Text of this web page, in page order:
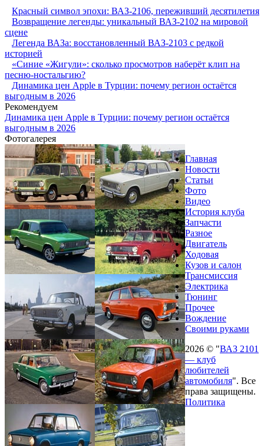
Красный символ эпохи: ВАЗ-2106, переживший десятилетия
Возвращение легенды: уникальный ВАЗ-2102 на мировой
сцене
Легенда ВАЗа: восстановленный ВАЗ-2103 с редкой
историей
«Синие «Жигули»: сколько просмотров наберёт клип на
песню-ностальгию?
Динамика цен Apple в Турции: почему регион остаётся
выгодным в 2026
Рекомендуем
Динамика цен Apple в Турции: почему регион остаётся
выгодным в 2026
Фотогалерея
Главная
Новости
Статьи
Фото
Видео
История клуба
Запчасти
Разное
Двигатель
Ходовая
Кузов и салон
Трансмиссия
Электрика
Тюнинг
Прочее
Вождение
Своими руками
2026 © "ВАЗ 2101
— клуб
любителей
автомобиля". Все
права защищены.
Политика